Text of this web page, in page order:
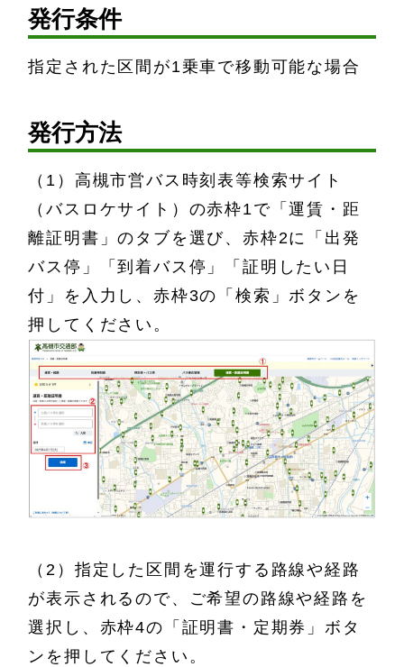
発行条件
指定された区間が1乗車で移動可能な場合
発行方法
（1）高槻市営バス時刻表等検索サイト
（バスロケサイト）の赤枠1で「運賃・距
離証明書」のタブを選び、赤枠2に「出発
バス停」「到着バス停」「証明したい日
付」を入力し、赤枠3の「検索」ボタンを
押してください。
（2）指定した区間を運行する路線や経路
が表示されるので、ご希望の路線や経路を
選択し、赤枠4の「証明書・定期券」ボタ
ンを押してください。